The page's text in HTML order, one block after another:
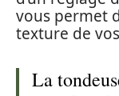
vous permet
texture de
La